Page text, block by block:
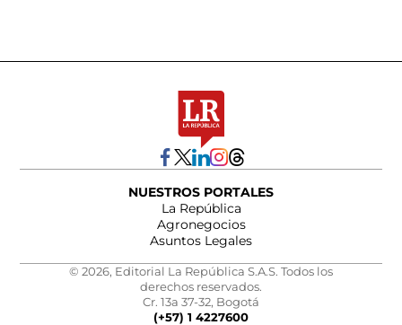
NUESTROS PORTALES
La República
Agronegocios
Asuntos Legales
© 2026, Editorial La República S.A.S. Todos los
derechos reservados.
Cr. 13a 37-32, Bogotá
(+57) 1 4227600